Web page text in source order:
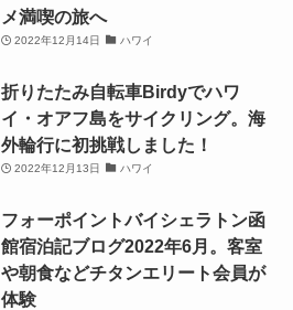
メ満喫の旅へ
2022年12月14日 ハワイ
折りたたみ自転車Birdyでハワ
イ・オアフ島をサイクリング。海
外輪行に初挑戦しました！
2022年12月13日 ハワイ
フォーポイントバイシェラトン函
館宿泊記ブログ2022年6月。客室
や朝食などチタンエリート会員が
体験